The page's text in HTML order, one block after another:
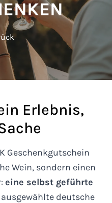
FAQ
GUTSCHEIN
BLOG
BUCHEN
ABHOLTERMIN BUCHEN
Erlebnis,
Geschenkgutschein
Wein, sondern einen
eine selbst geführte
deutsche